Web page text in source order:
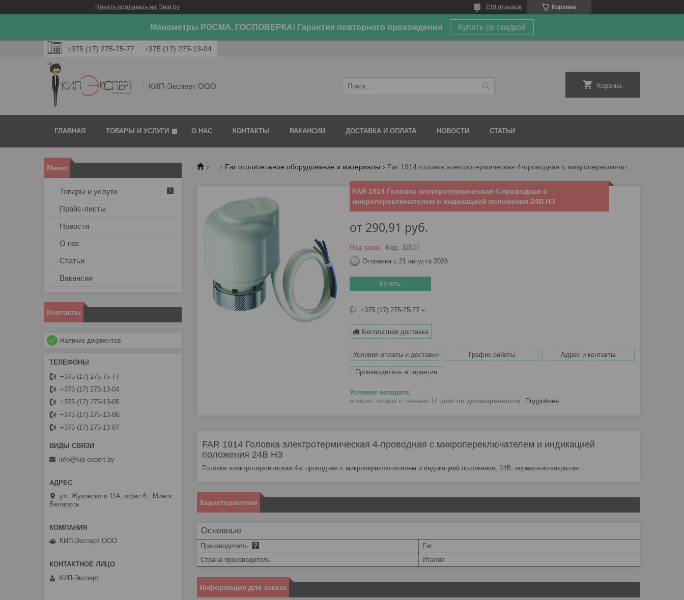
Начать продавать на Deal.by Корзина
230 отзывов
Манометры РОСМА. ГОСПОВЕРКА! Гарантия повторного прохождения Купить со скидкой
+375 (17) 275-75-77 +375 (17) 275-13-04
КИП-Эксперт ООО Корзина
ГЛАВНАЯ ТОВАРЫ И УСЛУГИ О НАС КОНТАКТЫ ВАКАНСИИ ДОСТАВКА И ОПЛАТА НОВОСТИ СТАТЬИ
... Far отопительное оборудование и материалы Far 1914 головка электротермическая 4-проводная с микропереключателем и индикацией положения 24в нз
FAR 1914 Головка электротермическая 4-проводная с
микропереключателем и индикацией положения 24В НЗ
от 290,91 руб.
Под заказ Код: 32537
Отправка с 21 августа 2026
Купить
+375 (17) 275-75-77
Бесплатная доставка
Условия оплаты и доставки График работы Адрес и контакты
Производитель и гарантия
возврат товара в течение 14 дней по договоренности Подробнее
FAR 1914 Головка электротермическая 4-проводная с микропереключателем и индикацией
положения 24В НЗ
Головка электротермическая 4-х проводная с микропереключателем и индикацией положения, 24В, нормально-закрытая
Характеристики
Основные
Производитель
Far
Страна производитель
Италия
Информация для заказа
Товары и услуги
Прайс-листы
Новости
О нас
Статьи
Вакансии
Контакты
Наличие документов
+375 (17) 275-75-77
+375 (17) 275-13-04
+375 (17) 275-13-05
+375 (17) 275-13-06
+375 (17) 275-13-07
info@kip-expert.by
ул. Жуковского 11А, офис 6., Минск,
Беларусь
КИП-Эксперт ООО
КИП-Эксперт